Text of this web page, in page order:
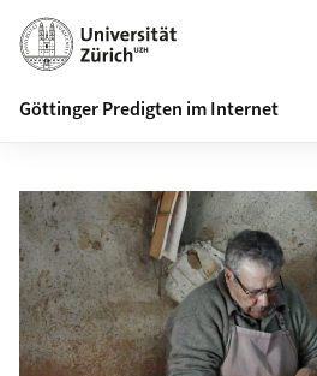
Göttinger Predigten im Internet